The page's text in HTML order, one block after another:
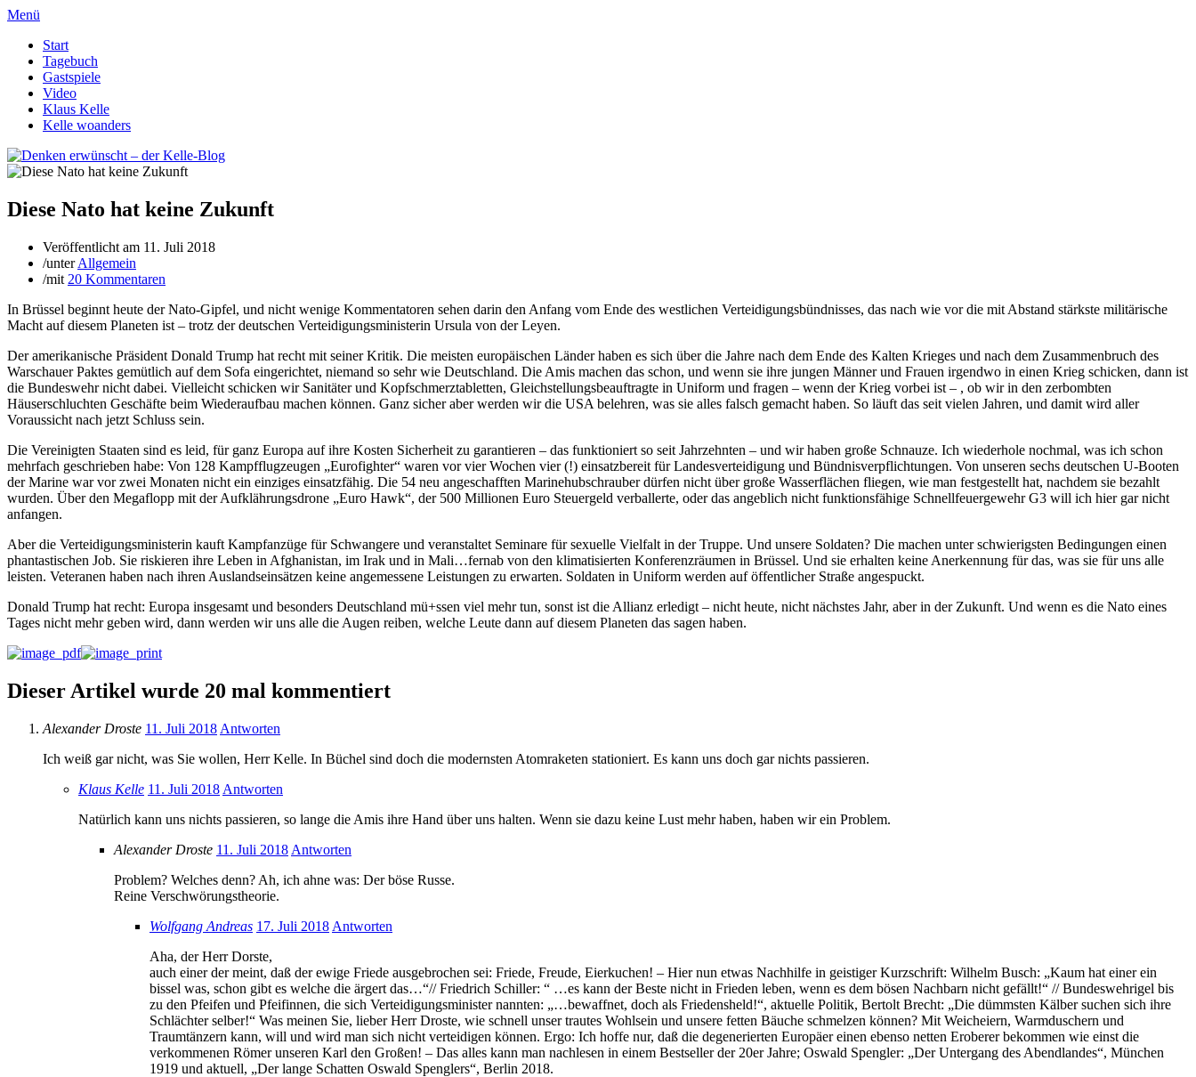
Menü
Start
Tagebuch
Gastspiele
Video
Klaus Kelle
Kelle woanders
Diese Nato hat keine Zukunft
Veröffentlicht am 11. Juli 2018
/unterAllgemein
/mit 20 Kommentaren
In Brüssel beginnt heute der Nato-Gipfel, und nicht wenige Kommentatoren sehen darin den Anfang vom Ende des westlichen Verteidigungsbündnisses, das nach wie vor die mit Abstand stärkste militärische
Macht auf diesem Planeten ist – trotz der deutschen Verteidigungsministerin Ursula von der Leyen.
Der amerikanische Präsident Donald Trump hat recht mit seiner Kritik. Die meisten europäischen Länder haben es sich über die Jahre nach dem Ende des Kalten Krieges und nach dem Zusammenbruch des
Warschauer Paktes gemütlich auf dem Sofa eingerichtet, niemand so sehr wie Deutschland. Die Amis machen das schon, und wenn sie ihre jungen Männer und Frauen irgendwo in einen Krieg schicken, dann ist
die Bundeswehr nicht dabei. Vielleicht schicken wir Sanitäter und Kopfschmerztabletten, Gleichstellungsbeauftragte in Uniform und fragen – wenn der Krieg vorbei ist – , ob wir in den zerbombten
Häuserschluchten Geschäfte beim Wiederaufbau machen können. Ganz sicher aber werden wir die USA belehren, was sie alles falsch gemacht haben. So läuft das seit vielen Jahren, und damit wird aller
Voraussicht nach jetzt Schluss sein.
Die Vereinigten Staaten sind es leid, für ganz Europa auf ihre Kosten Sicherheit zu garantieren – das funktioniert so seit Jahrzehnten – und wir haben große Schnauze. Ich wiederhole nochmal, was ich schon
mehrfach geschrieben habe: Von 128 Kampfflugzeugen „Eurofighter“ waren vor vier Wochen vier (!) einsatzbereit für Landesverteidigung und Bündnisverpflichtungen. Von unseren sechs deutschen U-Booten
der Marine war vor zwei Monaten nicht ein einziges einsatzfähig. Die 54 neu angeschafften Marinehubschrauber dürfen nicht über große Wasserflächen fliegen, wie man festgestellt hat, nachdem sie bezahlt
wurden. Über den Megaflopp mit der Aufklährungsdrone „Euro Hawk“, der 500 Millionen Euro Steuergeld verballerte, oder das angeblich nicht funktionsfähige Schnellfeuergewehr G3 will ich hier gar nicht
anfangen.
Aber die Verteidigungsministerin kauft Kampfanzüge für Schwangere und veranstaltet Seminare für sexuelle Vielfalt in der Truppe. Und unsere Soldaten? Die machen unter schwierigsten Bedingungen einen
phantastischen Job. Sie riskieren ihre Leben in Afghanistan, im Irak und in Mali…fernab von den klimatisierten Konferenzräumen in Brüssel. Und sie erhalten keine Anerkennung für das, was sie für uns alle
leisten. Veteranen haben nach ihren Auslandseinsätzen keine angemessene Leistungen zu erwarten. Soldaten in Uniform werden auf öffentlicher Straße angespuckt.
Donald Trump hat recht: Europa insgesamt und besonders Deutschland mü+ssen viel mehr tun, sonst ist die Allianz erledigt – nicht heute, nicht nächstes Jahr, aber in der Zukunft. Und wenn es die Nato eines
Tages nicht mehr geben wird, dann werden wir uns alle die Augen reiben, welche Leute dann auf diesem Planeten das sagen haben.
Dieser Artikel wurde 20 mal kommentiert
Alexander Droste 11. Juli 2018 Antworten
Ich weiß gar nicht, was Sie wollen, Herr Kelle. In Büchel sind doch die modernsten Atomraketen stationiert. Es kann uns doch gar nichts passieren.
Klaus Kelle 11. Juli 2018 Antworten
Natürlich kann uns nichts passieren, so lange die Amis ihre Hand über uns halten. Wenn sie dazu keine Lust mehr haben, haben wir ein Problem.
Alexander Droste 11. Juli 2018 Antworten
Problem? Welches denn? Ah, ich ahne was: Der böse Russe.
Reine Verschwörungstheorie.
Wolfgang Andreas 17. Juli 2018 Antworten
Aha, der Herr Dorste,
auch einer der meint, daß der ewige Friede ausgebrochen sei: Friede, Freude, Eierkuchen! – Hier nun etwas Nachhilfe in geistiger Kurzschrift: Wilhelm Busch: „Kaum hat einer ein
bissel was, schon gibt es welche die ärgert das…“// Friedrich Schiller: “ …es kann der Beste nicht in Frieden leben, wenn es dem bösen Nachbarn nicht gefällt!“ // Bundeswehrigel bis
zu den Pfeifen und Pfeifinnen, die sich Verteidigungsminister nannten: „…bewaffnet, doch als Friedensheld!“, aktuelle Politik, Bertolt Brecht: „Die dümmsten Kälber suchen sich ihre
Schlächter selber!“ Was meinen Sie, lieber Herr Droste, wie schnell unser trautes Wohlsein und unsere fetten Bäuche schmelzen können? Mit Weicheiern, Warmduschern und
Traumtänzern kann, will und wird man sich nicht verteidigen können. Ergo: Ich hoffe nur, daß die degenerierten Europäer einen ebenso netten Eroberer bekommen wie einst die
verkommenen Römer unseren Karl den Großen! – Das alles kann man nachlesen in einem Bestseller der 20er Jahre; Oswald Spengler: „Der Untergang des Abendlandes“, München
1919 und aktuell, „Der lange Schatten Oswald Spenglers“, Berlin 2018.